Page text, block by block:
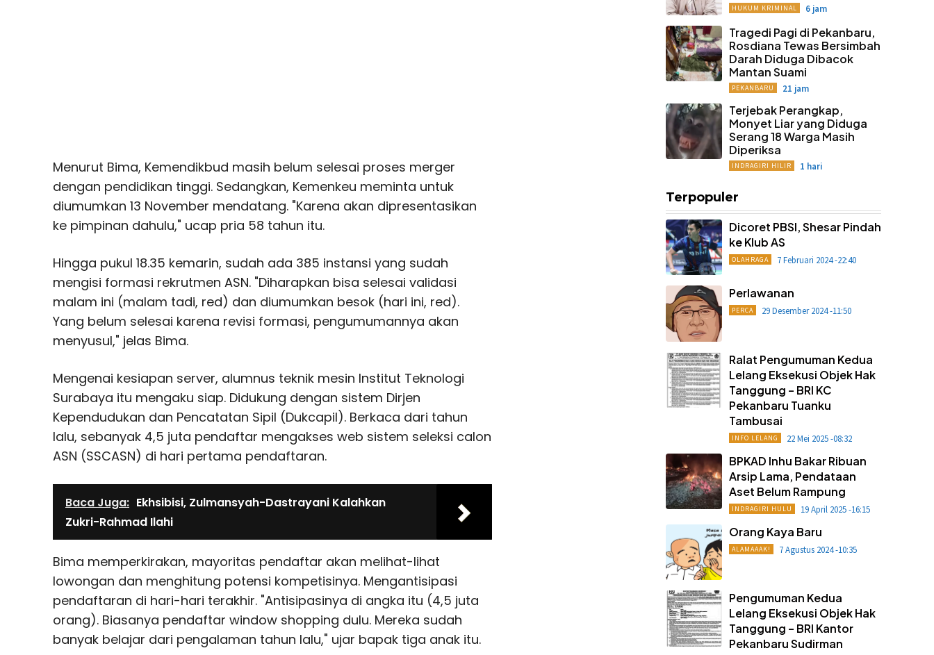
Menurut Bima, Kemendikbud masih belum selesai proses merger
dengan pendidikan tinggi. Sedangkan, Kemenkeu meminta untuk
diumumkan 13 November mendatang. "Karena akan dipresentasikan
ke pimpinan dahulu," ucap pria 58 tahun itu.
Hingga pukul 18.35 kemarin, sudah ada 385 instansi yang sudah
mengisi formasi rekrutmen ASN. "Diharapkan bisa selesai validasi
malam ini (malam tadi, red) dan diumumkan besok (hari ini, red).
Yang belum selesai karena revisi formasi, pengumumannya akan
menyusul," jelas Bima.
Mengenai kesiapan server, alumnus teknik mesin Institut Teknologi
Surabaya itu mengaku siap. Didukung dengan sistem Dirjen
Kependudukan dan Pencatatan Sipil (Dukcapil). Berkaca dari tahun
lalu, sebanyak 4,5 juta pendaftar mengakses web sistem seleksi calon
ASN (SSCASN) di hari pertama pendaftaran.
Baca Juga: Ekhsibisi, Zulmansyah-Dastrayani Kalahkan
Zukri-Rahmad Ilahi
Bima memperkirakan, mayoritas pendaftar akan melihat-lihat
lowongan dan menghitung potensi kompetisinya. Mengantisipasi
pendaftaran di hari-hari terakhir. "Antisipasinya di angka itu (4,5 juta
orang). Biasanya pendaftar window shopping dulu. Mereka sudah
banyak belajar dari pengalaman tahun lalu," ujar bapak tiga anak itu.
HUKUM KRIMINAL 6 jam
Tragedi Pagi di Pekanbaru,
Rosdiana Tewas Bersimbah
Darah Diduga Dibacok
Mantan Suami
PEKANBARU 21 jam
Terjebak Perangkap,
Monyet Liar yang Diduga
Serang 18 Warga Masih
Diperiksa
INDRAGIRI HILIR 1 hari
Terpopuler
Dicoret PBSI, Shesar Pindah
ke Klub AS
OLAHRAGA 7 Februari 2024 -22:40
Perlawanan
PERCA 29 Desember 2024 -11:50
Ralat Pengumuman Kedua
Lelang Eksekusi Objek Hak
Tanggung – BRI KC
Pekanbaru Tuanku
Tambusai
INFO LELANG 22 Mei 2025 -08:32
BPKAD Inhu Bakar Ribuan
Arsip Lama, Pendataan
Aset Belum Rampung
INDRAGIRI HULU 19 April 2025 -16:15
Orang Kaya Baru
ALAMAAAK! 7 Agustus 2024 -10:35
Pengumuman Kedua
Lelang Eksekusi Objek Hak
Tanggung – BRI Kantor
Pekanbaru Sudirman